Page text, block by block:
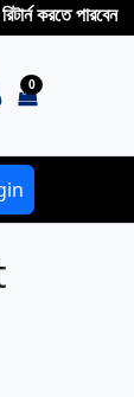
পারবেন
Login
0items in